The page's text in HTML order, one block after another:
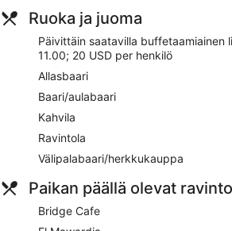
Buffetaamiainen saatavilla päivittäin
Valet-pysäköinti ja omatoiminen
maksusta
Voit käydä uimassa majoituspaikan 2
tai rentoutumassa sen porealtaassa
Majoituspaikan kylpylä tarjoaa
aromaterapialla, kasvohoidoilla tai
Majoituspaikan tarjoamiin palveluihin
kuivapesula-/pesulapalvelut,
lippupalvelu
auki oleva kuntosali, höyrysauna ja
Ruoka ja juoma
Päivittäin saatavilla buffetaamiainen
11.00; 20 USD per henkilö
Allasbaari
Baari/aulabaari
Kahvila
Ravintola
Välipalabaari/herkkukauppa
Paikan päällä olevat
Bridge Cafe